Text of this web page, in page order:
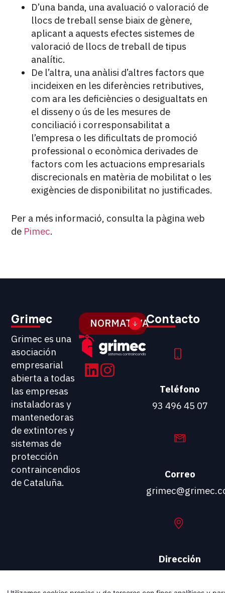
D’una banda, una avaluació o valoració de
llocs de treball sense biaix de gènere,
aplicant a aquests efectes sistemes de
valoració de llocs de treball de tipus
analític.
De l’altra, una anàlisi d’altres factors que
incideixen en les diferències retributives,
com ara les deficiències o desigualtats en
el disseny o ús de les mesures de
conciliació i corresponsabilitat a
l’empresa o les dificultats de promoció
professional o econòmica derivades de
factors com les actuacions empresarials
discrecionals en matèria de mobilitat o les
exigències de disponibilitat no justificades.
Per a més informació, consulta la pàgina web
de Pimec.
Grimec
Grimec es una
asociación
empresarial
abierta a todas
las empresas
instaladoras y
mantenedoras
de extintores y
sistemas de
protección
contraincendios
de Cataluña.
Contacto
Teléfono
93 496 45 07
Correo
Dirección
Viladomat, 174
NORMATIVA